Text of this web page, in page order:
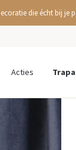
die écht bij je
Acties